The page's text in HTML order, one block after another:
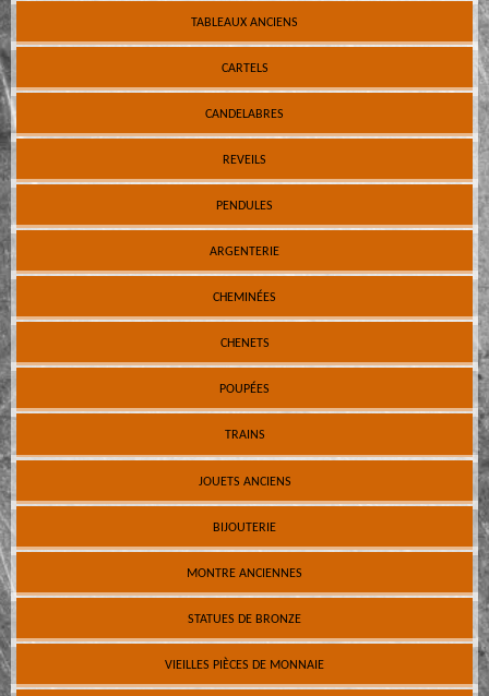
TABLEAUX ANCIENS
CARTELS
CANDELABRES
REVEILS
PENDULES
ARGENTERIE
CHEMINÉES
CHENETS
POUPÉES
TRAINS
JOUETS ANCIENS
BIJOUTERIE
MONTRE ANCIENNES
STATUES DE BRONZE
VIEILLES PIÈCES DE MONNAIE